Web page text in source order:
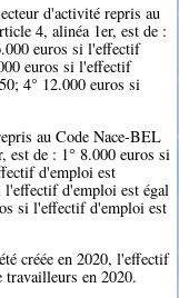
d'activité repris au
4, alinéa 1er, est de :
euros si l'effectif
euros si l'effectif
4° 12.000 euros si
au Code Nace-BEL
est de : 1° 8.000 euros si
d'emploi est
l'effectif d'emploi est égal
si l'effectif d'emploi est
créée en 2020, l'effectif
travailleurs en 2020.